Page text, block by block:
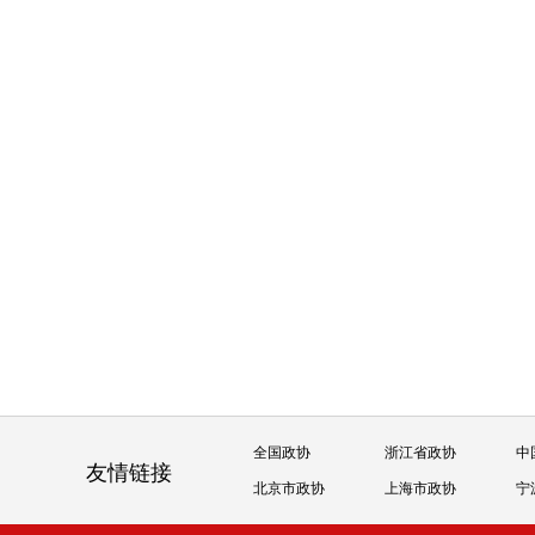
友情链接
全国政协 浙江省政协 中
北京市政协 上海市政协 宁